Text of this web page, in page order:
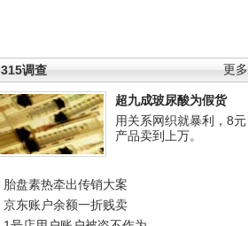
更多
315调查
超九成玻尿酸为假货
用关系网织就暴利，8元
产品卖到上万。
胎盘素热牵出传销大案
京东账户余额一折贱卖